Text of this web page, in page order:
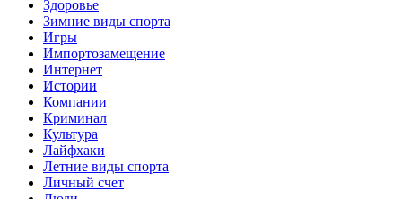
Здоровье
Зимние виды спорта
Игры
Импортозамещение
Интернет
Истории
Компании
Криминал
Культура
Лайфхаки
Летние виды спорта
Личный счет